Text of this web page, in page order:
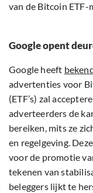
van de Bitcoin ETF-
Google opent
Google heeft
advertenties voor
(ETF’s) zal
adverteerders de
bereiken, mits ze
en regelgeving.
voor de promotie
tekenen van
beleggers lijkt te